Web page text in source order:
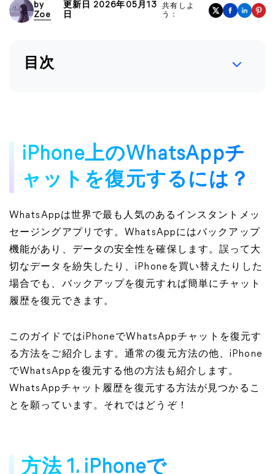
by
Zoe
更新日 2026年05月13
日
共有しよ
う：
目次
iPhone上のWhatsAppチ
ャットを復元するには？
WhatsAppは世界で最も人気のあるインスタントメッ
セージングアプリです。WhatsAppにはバックアップ
機能があり、データの安全性を確保します。誤って大
切なデータを紛失したり、iPhoneを買い替えたりした
場合でも、バックアップを復元すれば簡単にチャット
履歴を復元できます。
このガイドではiPhoneでWhatsAppチャットを復元す
る方法をご紹介します。通常の復元方法の他、iPhone
でWhatsAppを復元する他の方法も紹介します。
WhatsAppチャット履歴を復元する方法が見つかるこ
とを願っています。それではどうぞ！
方法 1. iPhoneで